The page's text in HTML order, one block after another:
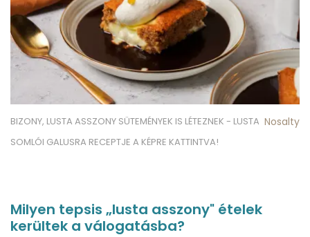
BIZONY, LUSTA ASSZONY SÜTEMÉNYEK IS LÉTEZNEK - LUSTA
SOMLÓI GALUSRA RECEPTJE A KÉPRE KATTINTVA!
Nosalty
Milyen tepsis „lusta asszony" ételek
kerültek a válogatásba?